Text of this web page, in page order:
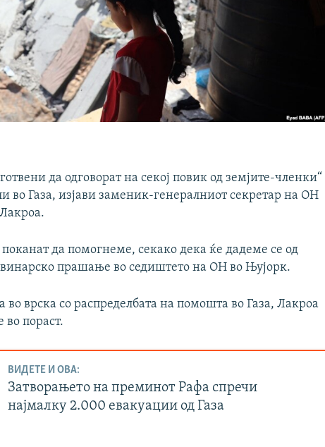
да одговорат на секој повик од земјите-членки“
во Газа, изјави заменик-генералниот секретар на ОН
да помогнеме, секако дека ќе дадеме се од
прашање во седиштето на ОН во Њујорк.
врска со распределбата на помошта во Газа, Лакроа
во пораст.
ВИДЕТЕ И ОВА:
Затворањето на преминот Рафа спречи
најмалку 2.000 евакуации од Газа